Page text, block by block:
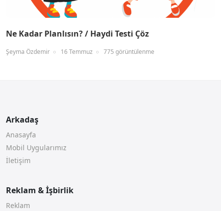
Ne Kadar Planlısın? / Haydi Testi Çöz
Şeyma Özdemir 16 Temmuz 775 görüntülenme
Arkadaş
Anasayfa
Mobil Uygularımız
İletişim
Reklam & İşbirlik
Reklam